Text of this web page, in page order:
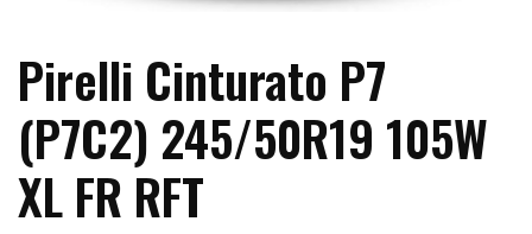
Pirelli Cinturato P7
(P7C2) 245/50R19 105W
XL FR RFT